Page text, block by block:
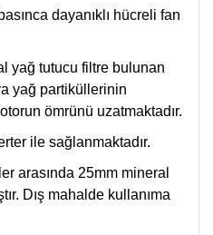
dayanıklı hücreli fan
yağ tutucu filtre bulunan
yağ partiküllerinin
ömrünü uzatmaktadır.
ile sağlanmaktadır.
arasında 25mm mineral
Dış mahalde kullanıma